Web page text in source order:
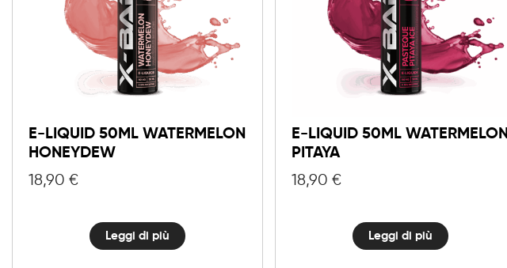
E-LIQUID 50ML WATERMELON
HONEYDEW
18,90 €
Leggi di più
E-LIQUID 50ML WATERMELON
PITAYA
18,90€
Leggi di più